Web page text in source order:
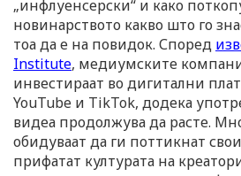
„инфлуенсерски“ и како
новинарството какво што го
тоа да е на повидок. Според
Institute, медиумските
инвестираат во дигитални
YouTube и TikTok, додека
видеа продолжува да расте.
обидуваат да ги поттикнат
прифатат културата на